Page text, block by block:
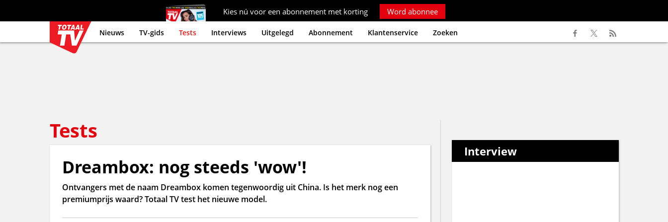
Kies nú voor een abonnement met korting Word abonnee
Nieuws TV-gids Tests Interviews Uitgelegd Abonnement Klantenservice Zoeken
Tests
Dreambox: nog steeds 'wow'!
Ontvangers met de naam Dreambox komen tegenwoordig uit China. Is het merk nog een
premiumprijs waard? Totaal TV test het nieuwe model.
Interview